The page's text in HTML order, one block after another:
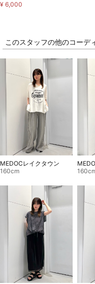
¥ 6,000
このスタッフの他のコーデ
MEDOCレイクタウン
160cm